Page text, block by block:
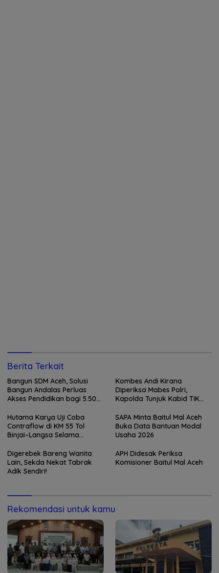
Berita Terkait
Bangun SDM Aceh, Solusi
Bangun Andalas Perluas
Akses Pendidikan bagi 5.500
Kombes Andi Kirana
Diperiksa Mabes Polri,
Kapolda Tunjuk Kabid TIK
Kapolresta Banda Aceh
Hutama Karya Uji Coba
Contraflow di KM 55 Tol
Binjai–Langsa Selama
SAPA Minta Baitul Mal Aceh
Buka Data Bantuan Modal
Usaha 2026
Digerebek Bareng Wanita
Lain, Sekda Nekat Tabrak
Adik Sendiri!
APH Didesak Periksa
Komisioner Baitul Mal Aceh
Rekomendasi untuk kamu